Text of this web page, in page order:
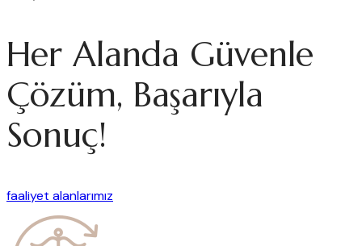
Her Alanda Güvenle
Çözüm, Başarıyla
Sonuç!
faaliyet alanlarımız